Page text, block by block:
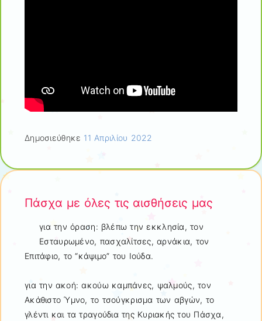
Δημοσιεύθηκε 11 Απριλίου 2022
Πάσχα με όλες τις αισθήσεις μας
για την όραση: βλέπω την εκκλησία, τον
Εσταυρωμένο, πασχαλίτσες, αρνάκια, τον
Επιτάφιο, το “κάψιμο” του Ιούδα.
για την ακοή: ακούω καμπάνες, ψαλμούς, τον
Ακάθιστο Ύμνο, το τσούγκρισμα των αβγών, το
γλέντι και τα τραγούδια της Κυριακής του Πάσχα,